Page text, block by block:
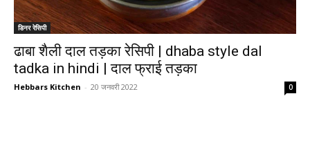
डिनर रेसिपी
ढाबा शैली दाल तड़का रेसिपी | dhaba style dal
tadka in hindi | दाल फ्राई तड़का
Hebbars Kitchen - 20 जनवरी 2022 0